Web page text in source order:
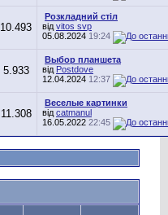
10.493
Розкладний стіл
від vitos svp
05.08.2024 19:24
5.933
Выбор планшета
від Postdove
12.04.2024 12:37
11.308
Веселые картинки
від catmanul
16.05.2022 22:45